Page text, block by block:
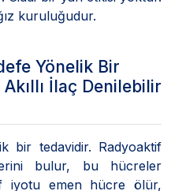
kuruluğudur.
Yönelik Bir
İlaç Denilebilir
bir tedavidir. Radyoaktif
bulur, bu hücreler
iyotu emen hücre ölür,